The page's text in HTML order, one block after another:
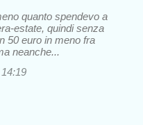
quanto spendevo a
estate, quindi senza
50 euro in meno fra
neanche...